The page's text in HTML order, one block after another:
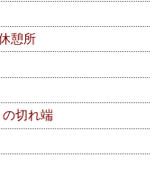
憩所
切れ端